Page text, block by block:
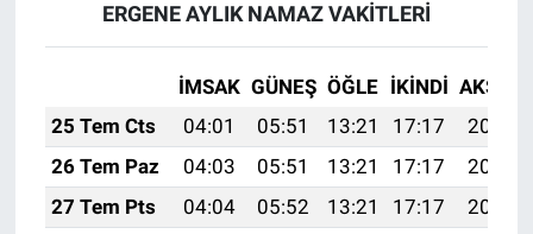
ERGENE AYLIK NAMAZ VAKITLERI
İMSAK GÜNEŞ ÖĞLE İKINDI AKŞAM
25 Tem Cts
04:01 05:51 13:21 17:17
20:41
26 Tem Paz
04:03 05:51 13:21 17:17
20:40
27 Tem Pts
04:04 05:52 13:21 17:17
20:39